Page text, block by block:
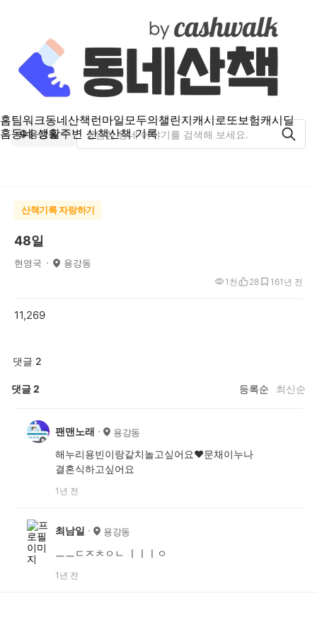
홈팀워크동네산책런마일모두의챌린지캐시로또보험캐시딜
홈동네 생활주변 산책산책 기록
용강동
산책기록 자랑하기
48일
현영국 용강동
1년 전
1천 28 16
11,269
댓글 2
댓글2 등록순 최신순
팬맨노래 용강동
해누리용빈이랑같치놀고싶어요♥문채이누나
결혼식하고싶어요
1년 전
최남일 용강동
ㅡㅡㄷㅈㅊㅇㄴ ㅣㅣㅣㅇ
1년 전